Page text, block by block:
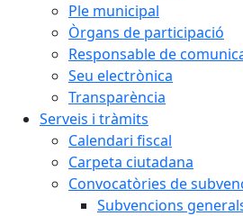
Ple municipal
Òrgans de participació
Responsable de
Seu electrònica
Transparència
Serveis i tràmits
Calendari fiscal
Carpeta ciutadana
Convocatòries de
Subvencions